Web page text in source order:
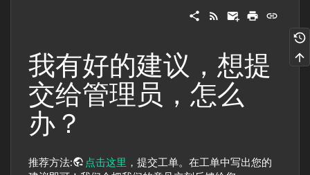
我有好的建议，想提
交给管理员，怎么
办？
推荐方法: 点击这里 ，提交工单。在工单中写出您的